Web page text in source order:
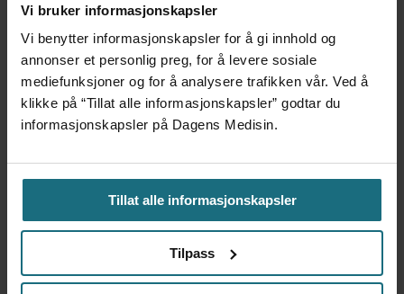
Vi bruker informasjonskapsler
Vi benytter informasjonskapsler for å gi innhold og
annonser et personlig preg, for å levere sosiale
mediefunksjoner og for å analysere trafikken vår. Ved å
klikke på “Tillat alle informasjonskapsler” godtar du
informasjonskapsler på Dagens Medisin.
Tillat alle informasjonskapsler
Tilpass
To år til utredning av
alternativkostnad skal være
klar